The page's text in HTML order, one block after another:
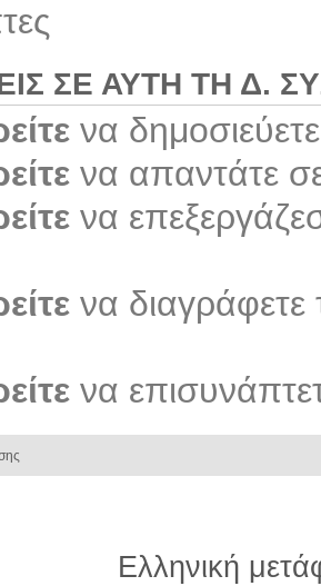
ΣΕ ΑΥΤΉ ΤΗ Δ.
να
να απαντάτε
να
να διαγράφετε
να
Ελληνική